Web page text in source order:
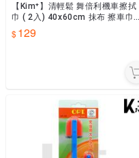
【Kim⁺】清輕鬆 舞倍利機車擦拭
巾 ( 2入) 40x60cm 抹布 擦車巾
顏色隨機出貨 CJT03
129